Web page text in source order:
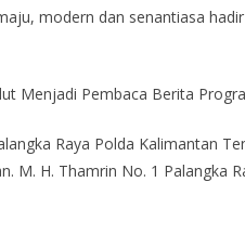
modern dan senantiasa
Menjadi Pembaca Berita
Raya Polda Kalimantan
M. H. Thamrin No. 1 Palangka